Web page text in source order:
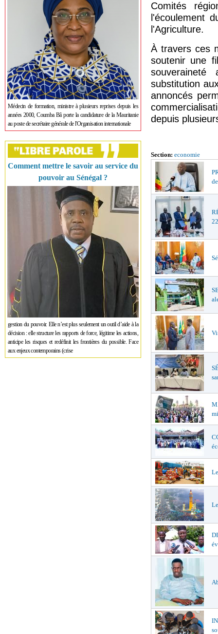
Médecin de formation, ministre à plusieurs reprises depuis les
années 2000, Coumba Bâ porte la candidature de la Mauritanie
au poste de secrétaire générale de l'Organisation internationale
Comment mettre le savoir au service du
pouvoir au Sénégal ?
gestion du pouvoir. Elle n’est plus seulement un outil d’aide à la
décision : elle structure les rapports de force, légitime les actions,
anticipe les risques et redéfinit les frontières du possible. Face
aux enjeux contemporains (crise
Comités
l'écoulement
l'Agriculture.
À travers ces
soutenir une
substitution
annoncés
depuis
Section: economie